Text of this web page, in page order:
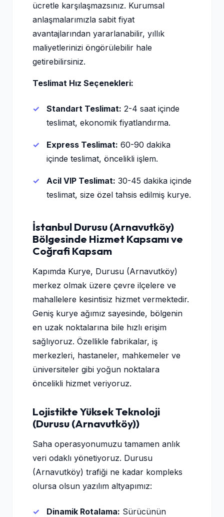
ücretle karşılaşmazsınız. Kurumsal
anlaşmalarımızla sabit fiyat
avantajlarından yararlanabilir, yıllık
maliyetlerinizi öngörülebilir hale
getirebilirsiniz.
Teslimat Hız Seçenekleri:
Standart Teslimat: 2-4 saat içinde
teslimat, ekonomik fiyatlandırma.
Express Teslimat: 60-90 dakika
içinde teslimat, öncelikli işlem.
Acil VIP Teslimat: 30-45 dakika içinde
teslimat, size özel tahsis edilmiş kurye.
İstanbul Durusu (Arnavutköy)
Bölgesinde Hizmet Kapsamı ve
Coğrafi Kapsam
Kapımda Kurye, Durusu (Arnavutköy)
merkez olmak üzere çevre ilçelere ve
mahallelere kesintisiz hizmet vermektedir.
Geniş kurye ağımız sayesinde, bölgenin
en uzak noktalarına bile hızlı erişim
sağlıyoruz. Özellikle fabrikalar, iş
merkezleri, hastaneler, mahkemeler ve
üniversiteler gibi yoğun noktalara
öncelikli hizmet veriyoruz.
Lojistikte Yüksek Teknoloji
(Durusu (Arnavutköy))
Saha operasyonumuzu tamamen anlık
veri odaklı yönetiyoruz. Durusu
(Arnavutköy) trafiği ne kadar kompleks
olursa olsun yazılım altyapımız:
Dinamik Rotalama: Sürücünün